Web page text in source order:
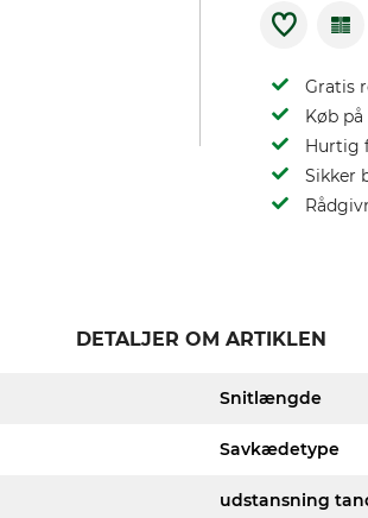
Gratis
Køb
Hurtig
Sikker
DETALJER OM ARTIKLEN
Snitlængde
Savkædetype
udstansning